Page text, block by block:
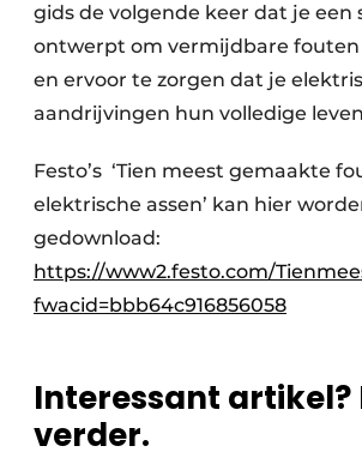
gids de volgende keer dat je een
ontwerpt om vermijdbare
en ervoor te zorgen dat je
aandrijvingen hun volledige
Festo’s ‘Tien meest gemaakte
elektrische assen’ kan hier
gedownload:
https://www2.festo.com/
fwacid=bbb64c916856058
Interessant artikel?
verder.